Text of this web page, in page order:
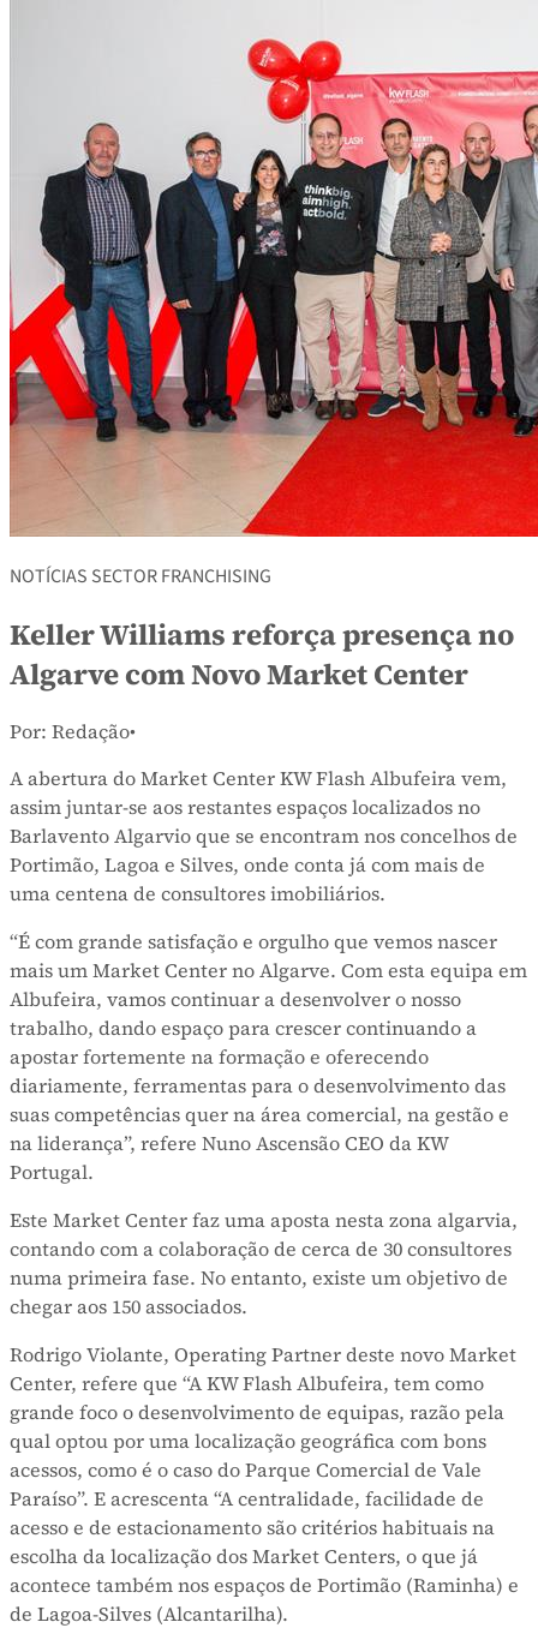
NOTÍCIAS SECTOR FRANCHISING
Keller Williams reforça presença no
Algarve com Novo Market Center
Por: Redação•
A abertura do Market Center KW Flash Albufeira vem,
assim juntar-se aos restantes espaços localizados no
Barlavento Algarvio que se encontram nos concelhos de
Portimão, Lagoa e Silves, onde conta já com mais de
uma centena de consultores imobiliários.
“É com grande satisfação e orgulho que vemos nascer
mais um Market Center no Algarve. Com esta equipa em
Albufeira, vamos continuar a desenvolver o nosso
trabalho, dando espaço para crescer continuando a
apostar fortemente na formação e oferecendo
diariamente, ferramentas para o desenvolvimento das
suas competências quer na área comercial, na gestão e
na liderança”, refere Nuno Ascensão CEO da KW
Portugal.
Este Market Center faz uma aposta nesta zona algarvia,
contando com a colaboração de cerca de 30 consultores
numa primeira fase. No entanto, existe um objetivo de
chegar aos 150 associados.
Rodrigo Violante, Operating Partner deste novo Market
Center, refere que “A KW Flash Albufeira, tem como
grande foco o desenvolvimento de equipas, razão pela
qual optou por uma localização geográfica com bons
acessos, como é o caso do Parque Comercial de Vale
Paraíso”. E acrescenta “A centralidade, facilidade de
acesso e de estacionamento são critérios habituais na
escolha da localização dos Market Centers, o que já
acontece também nos espaços de Portimão (Raminha) e
de Lagoa-Silves (Alcantarilha).